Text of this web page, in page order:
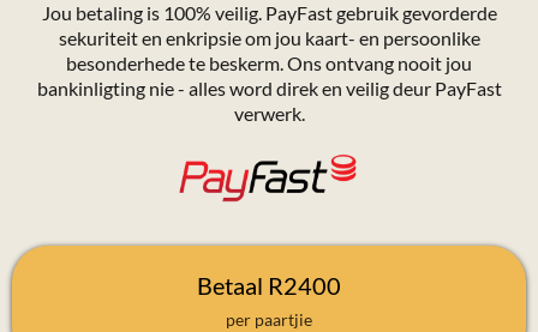
Jou betaling is 100% veilig. PayFast gebruik gevorderde
sekuriteit en enkripsie om jou kaart- en persoonlike
besonderhede te beskerm. Ons ontvang nooit jou
bankinligting nie - alles word direk en veilig deur PayFast
verwerk.
Betaal R2400
per paartjie